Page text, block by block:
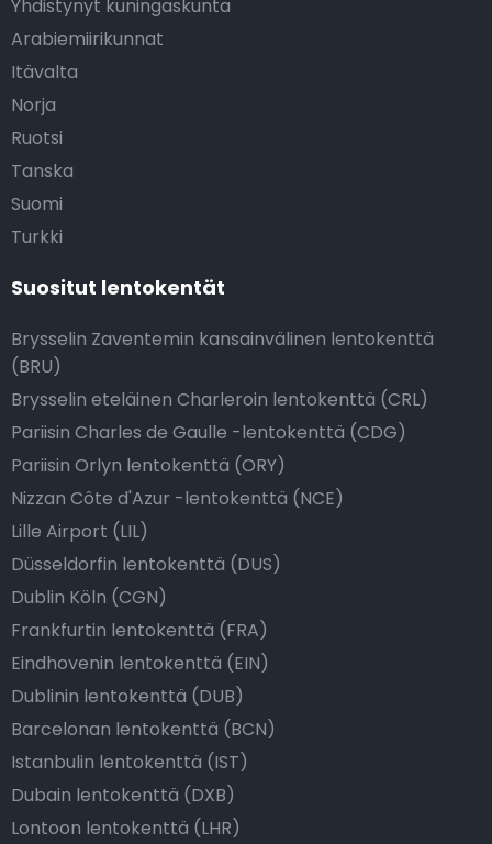
Yhdistynyt kuningaskunta
Arabiemiirikunnat
Itävalta
Norja
Ruotsi
Tanska
Suomi
Turkki
Suositut lentokentät
Brysselin Zaventemin kansainvälinen lentokenttä
(BRU)
Brysselin eteläinen Charleroin lentokenttä (CRL)
Pariisin Charles de Gaulle -lentokenttä (CDG)
Pariisin Orlyn lentokenttä (ORY)
Nizzan Côte d'Azur -lentokenttä (NCE)
Lille Airport (LIL)
Düsseldorfin lentokenttä (DUS)
Dublin Köln (CGN)
Frankfurtin lentokenttä (FRA)
Eindhovenin lentokenttä (EIN)
Dublinin lentokenttä (DUB)
Barcelonan lentokenttä (BCN)
Istanbulin lentokenttä (IST)
Dubain lentokenttä (DXB)
Lontoon lentokenttä (LHR)